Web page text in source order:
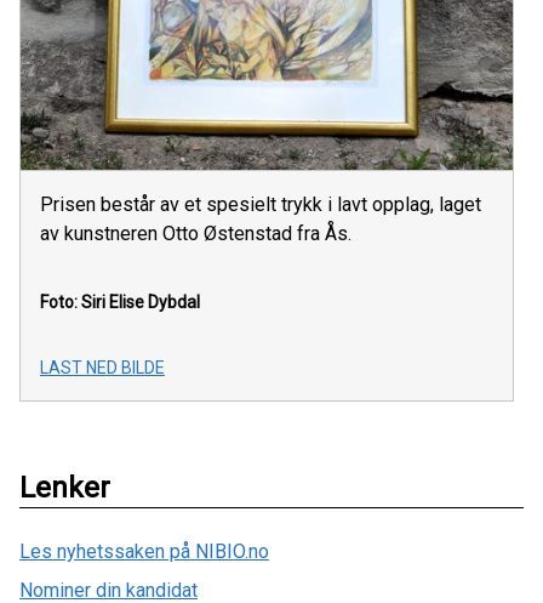
Prisen består av et spesielt trykk i lavt opplag, laget
av kunstneren Otto Østenstad fra Ås.
Foto: Siri Elise Dybdal
LAST NED BILDE
Lenker
Les nyhetssaken på NIBIO.no
Nominer din kandidat